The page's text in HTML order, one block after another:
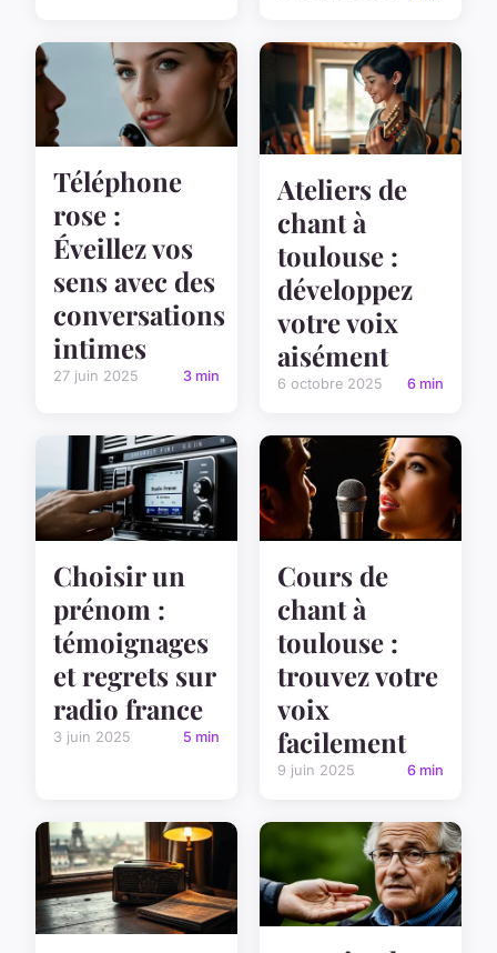
Téléphone
rose :
Éveillez vos
sens avec des
conversations
intimes
27 juin 2025 3 min
Ateliers de
chant à
toulouse :
développez
votre voix
aisément
6 octobre 2025 6 min
Choisir un
prénom :
témoignages
et regrets sur
radio france
3 juin 2025 5 min
Cours de
chant à
toulouse :
trouvez votre
voix
facilement
9 juin 2025 6 min